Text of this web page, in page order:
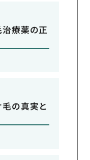
療薬の正
の真実と